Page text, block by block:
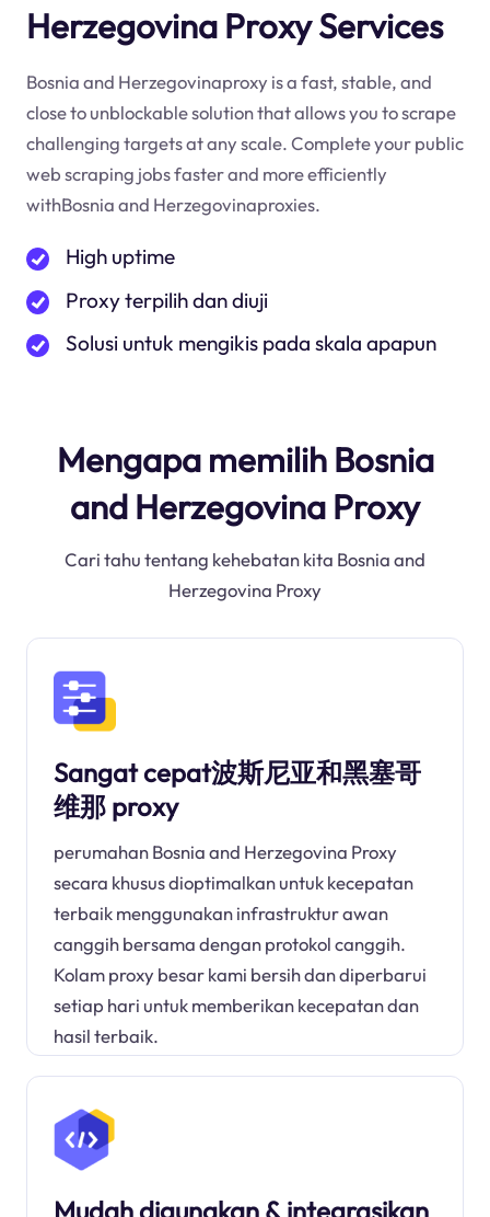
Herzegovina Proxy Services
Bosnia and Herzegovinaproxy is a fast, stable, and
close to unblockable solution that allows you to scrape
challenging targets at any scale. Complete your public
web scraping jobs faster and more efficiently
withBosnia and Herzegovinaproxies.
High uptime
Proxy terpilih dan diuji
Solusi untuk mengikis pada skala apapun
Mengapa memilih Bosnia
and Herzegovina Proxy
Cari tahu tentang kehebatan kita Bosnia and
Herzegovina Proxy
Sangat cepat波斯尼亚和黑塞哥
维那 proxy
perumahan Bosnia and Herzegovina Proxy
secara khusus dioptimalkan untuk kecepatan
terbaik menggunakan infrastruktur awan
canggih bersama dengan protokol canggih.
Kolam proxy besar kami bersih dan diperbarui
setiap hari untuk memberikan kecepatan dan
hasil terbaik.